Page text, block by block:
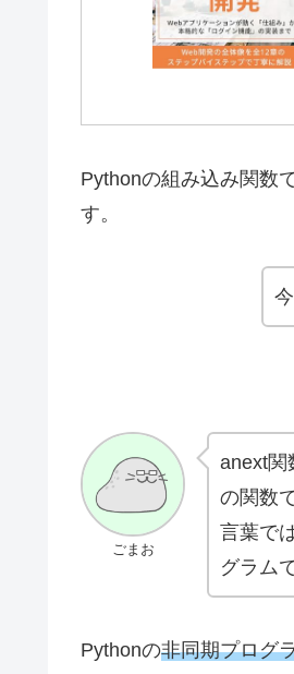
Pythonの組み込み関数
す。
ごまお
anext関
の関数
言葉で
グラム
Pythonの非同期プログ